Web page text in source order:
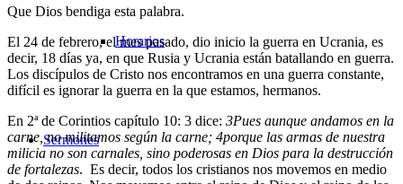
Horarios
Sermones
Que Dios bendiga esta palabra.
El 24 de febrero, el mes pasado, dio inicio la guerra en Ucrania, es
decir, 18 días ya, en que Rusia y Ucrania están batallando en guerra.
Los discípulos de Cristo nos encontramos en una guerra constante,
difícil es ignorar la guerra en la que estamos, hermanos.
En 2ª de Corintios capítulo 10: 3 dice: 3Pues aunque andamos en la
carne, no militamos según la carne; 4porque las armas de nuestra
milicia no son carnales, sino poderosas en Dios para la destrucción
de fortalezas. Es decir, todos los cristianos nos movemos en medio